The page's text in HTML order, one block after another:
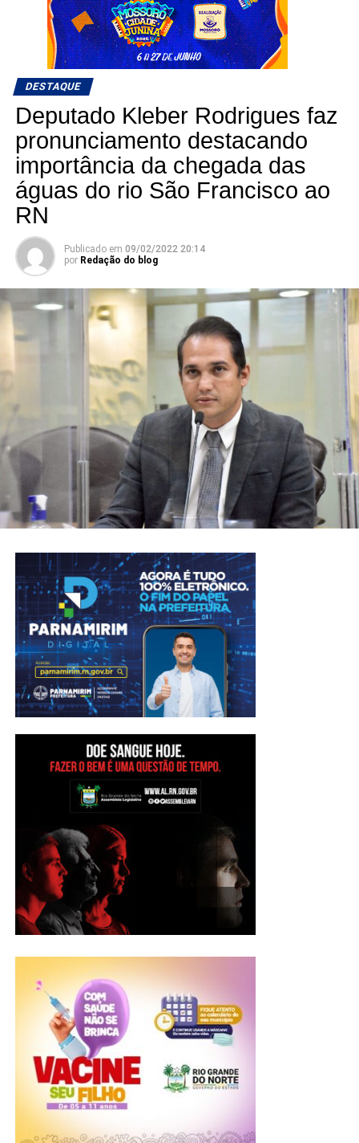
DESTAQUE
Deputado Kleber Rodrigues faz
pronunciamento destacando
importância da chegada das
águas do rio São Francisco ao
RN
Publicado em 09/02/2022 20:14
por Redação do blog